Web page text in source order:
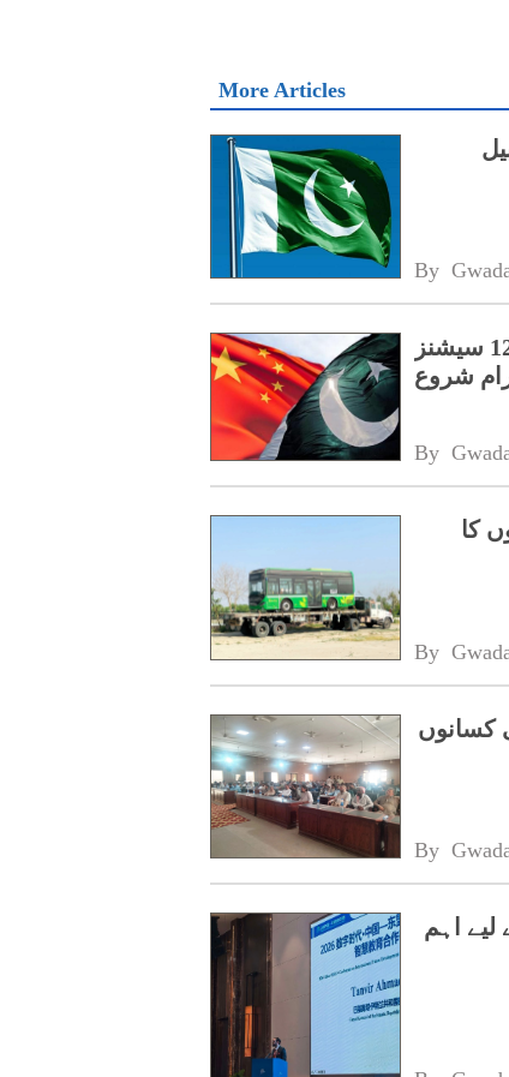
More Articles
By
پنجاب کے اسپیشل پروٹیکشن یونٹ کے لیے 120 سیشنز
شروع
By
کا
By
کسانوں
By
لیے اہم